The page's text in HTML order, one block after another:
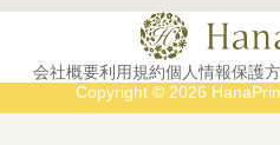
会社概要利用規約個人情報保護
Copyright © 2026